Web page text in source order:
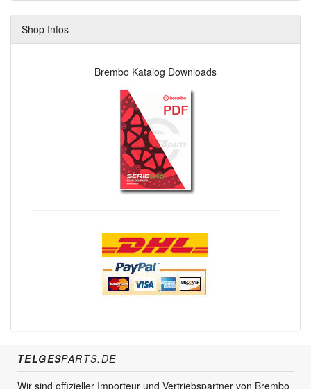
Shop Infos
Brembo Katalog Downloads
TELGESPARTS.DE
Wir sind offizieller Importeur und Vertriebspartner von Brembo